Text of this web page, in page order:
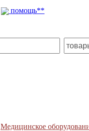
помощь**
Медицинское